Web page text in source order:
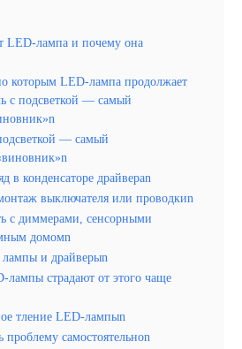
LED-лампа и почему она
которым LED-лампа продолжает
с подсветкой — самый
— самый
в конденсаторе драйвераn
выключателя или проводкиn
с диммерами, сенсорными
домомn
лампы и драйверыn
страдают от этого чаще
тление LED-лампыn
проблему самостоятельноn